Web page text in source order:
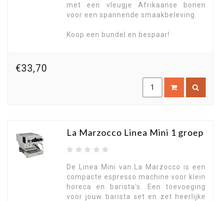
met een vleugje Afrikaanse bonen
voor een spannende smaakbeleving.
Koop een bundel en bespaar!
€33,70
La Marzocco Linea Mini 1 groep
De Linea Mini van La Marzocco is een
compacte espresso machine voor klein
horeca en barista's. Een toevoeging
voor jouw barista set en zet heerlijke